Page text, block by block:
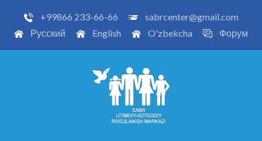
+99866 233-66-66
sabrcenter@gmail.com
Русский
English O'zbekcha Форум